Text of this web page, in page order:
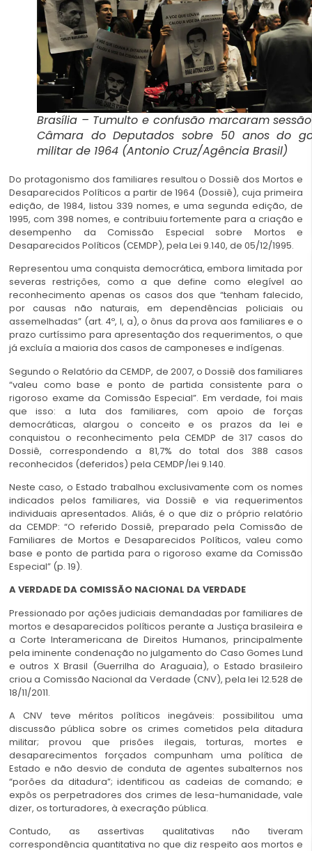
Brasília – Tumulto e confusão marcaram
Câmara do Deputados sobre 50 anos do
militar de 1964 (Antonio Cruz/Agência Brasil)
Do protagonismo dos familiares resultou o Dossiê dos Mortos e
Desaparecidos Políticos a partir de 1964 (Dossiê), cuja primeira
edição, de 1984, listou 339 nomes, e uma segunda edição, de
1995, com 398 nomes, e contribuiu fortemente para a criação e
desempenho da Comissão Especial sobre Mortos e
Desaparecidos Políticos (CEMDP), pela Lei 9.140, de 05/12/1995.
Representou uma conquista democrática, embora limitada por
severas restrições, como a que define como elegível ao
reconhecimento apenas os casos dos que “tenham falecido,
por causas não naturais, em dependências policiais ou
assemelhadas” (art. 4º, I, a), o ônus da prova aos familiares e o
prazo curtíssimo para apresentação dos requerimentos, o que
já excluía a maioria dos casos de camponeses e indígenas.
Segundo o Relatório da CEMDP, de 2007, o Dossiê dos familiares
“valeu como base e ponto de partida consistente para o
rigoroso exame da Comissão Especial”. Em verdade, foi mais
que isso: a luta dos familiares, com apoio de forças
democráticas, alargou o conceito e os prazos da lei e
conquistou o reconhecimento pela CEMDP de 317 casos do
Dossiê, correspondendo a 81,7% do total dos 388 casos
reconhecidos (deferidos) pela CEMDP/lei 9.140.
Neste caso, o Estado trabalhou exclusivamente com os nomes
indicados pelos familiares, via Dossiê e via requerimentos
individuais apresentados. Aliás, é o que diz o próprio relatório
da CEMDP: “O referido Dossiê, preparado pela Comissão de
Familiares de Mortos e Desaparecidos Políticos, valeu como
base e ponto de partida para o rigoroso exame da Comissão
Especial” (p. 19).
A VERDADE DA COMISSÃO NACIONAL DA VERDADE
Pressionado por ações judiciais demandadas por familiares de
mortos e desaparecidos políticos perante a Justiça brasileira e
a Corte Interamericana de Direitos Humanos, principalmente
pela iminente condenação no julgamento do Caso Gomes Lund
e outros X Brasil (Guerrilha do Araguaia), o Estado brasileiro
criou a Comissão Nacional da Verdade (CNV), pela lei 12.528 de
18/11/2011.
A CNV teve méritos políticos inegáveis: possibilitou uma
discussão pública sobre os crimes cometidos pela ditadura
militar; provou que prisões ilegais, torturas, mortes e
desaparecimentos forçados compunham uma política de
Estado e não desvio de conduta de agentes subalternos nos
“porões da ditadura”; identificou as cadeias de comando; e
expôs os perpetradores dos crimes de lesa-humanidade, vale
dizer, os torturadores, à execração pública.
Contudo, as assertivas qualitativas não tiveram
correspondência quantitativa no que diz respeito aos mortos e